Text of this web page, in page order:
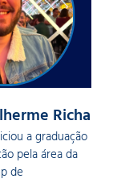
Richa
a graduação
pela área da
de